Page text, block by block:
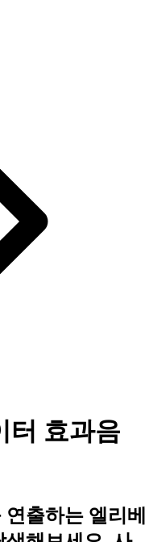
터 효과음
출하는 엘리베